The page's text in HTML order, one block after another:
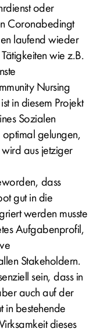
oder
Coronabedingt
laufend wieder
wie z.B.
Nursing
in diesem Projekt
Sozialen
optimal gelungen,
wird aus jetziger
dass
gut in die
werden musste
Aufgabenprofil,
Stakeholdern.
sein, dass in
auch auf der
in bestehende
dieses